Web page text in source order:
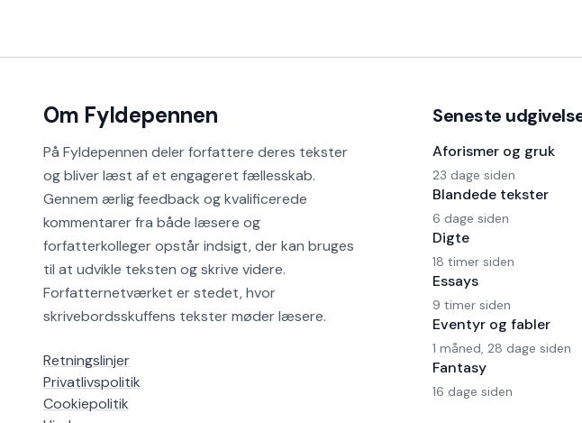
Om Fyldepennen
På Fyldepennen deler forfattere deres tekster
og bliver læst af et engageret fællesskab.
Gennem ærlig feedback og kvalificerede
kommentarer fra både læsere og
forfatterkolleger opstår indsigt, der kan bruges
til at udvikle teksten og skrive videre.
Forfatternetværket er stedet, hvor
skrivebordsskuffens tekster møder læsere.
Retningslinjer
Privatlivspolitik
Cookiepolitik
Seneste
Aforismer og gruk
23 dage siden
Blandede tekster
6 dage siden
Digte
18 timer siden
Essays
9 timer siden
Eventyr og fabler
1 måned, 28 dage siden
Fantasy
16 dage siden